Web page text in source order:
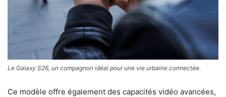
Le Galaxy S26, un compagnon idéal pour une vie urbaine connectée.
Ce modèle offre également des capacités vidéo avancées,